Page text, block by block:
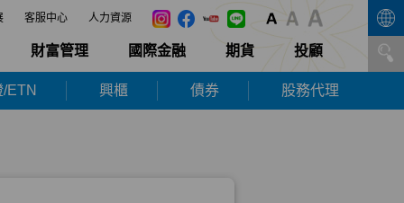
客服中心 人力資源
財富管理 國際金融 期貨 投顧
ETN 興櫃 債券 股務代理